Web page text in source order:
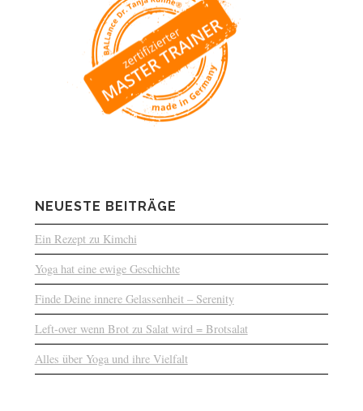
NEUESTE BEITRÄGE
Ein Rezept zu Kimchi
Yoga hat eine ewige Geschichte
Finde Deine innere Gelassenheit – Serenity
Left-over wenn Brot zu Salat wird = Brotsalat
Alles über Yoga und ihre Vielfalt